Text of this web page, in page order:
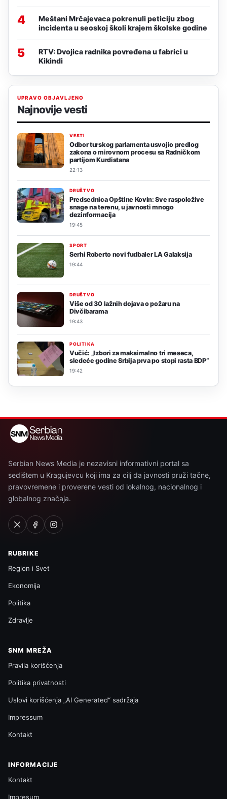
4
Meštani Mrčajevaca pokrenuli peticiju zbog
incidenta u seoskoj školi krajem školske godine
5
RTV: Dvojica radnika povređena u fabrici u
Kikindi
UPRAVO OBJAVLJENO
Najnovije vesti
VESTI
Odbor turskog parlamenta usvojio predlog
zakona o mirovnom procesu sa Radničkom
partijom Kurdistana
22:13
DRUŠTVO
Predsednica Opštine Kovin: Sve raspoložive
snage na terenu, u javnosti mnogo
dezinformacija
19:45
SPORT
Serhi Roberto novi fudbaler LA Galaksija
19:44
DRUŠTVO
Više od 30 lažnih dojava o požaru na
Divčibarama
19:43
POLITIKA
Vučić: „Izbori za maksimalno tri meseca,
sledeće godine Srbija prva po stopi rasta BDP“
19:42
Serbian News Media je nezavisni informativni portal sa
sedištem u Kragujevcu koji ima za cilj da javnosti pruži tačne,
pravovremene i proverene vesti od lokalnog, nacionalnog i
globalnog značaja.
RUBRIKE
Region i Svet
Ekonomija
Politika
Zdravlje
SNM MREŽA
Pravila korišćenja
Politika privatnosti
Uslovi korišćenja „AI Generated“ sadržaja
Impressum
Kontakt
INFORMACIJE
Kontakt
Impresum